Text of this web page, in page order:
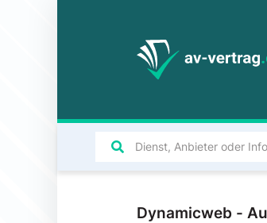
Dynamicweb -